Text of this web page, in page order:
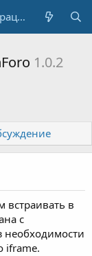
Регистрация
1.0.2
встраивать в
с
необходимости
iframe.